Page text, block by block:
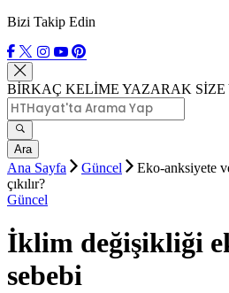
Bizi Takip Edin
BİRKAÇ KELİME YAZARAK
Ara
Ana Sayfa Güncel
Eko-anksiyete
çıkılır?
Güncel
İklim değişikliği
sebebi